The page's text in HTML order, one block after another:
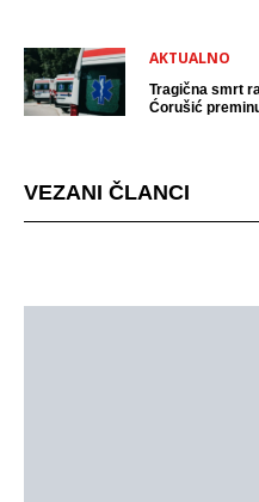
AKTUALNO
Tragična smrt
Ćorušić
VEZANI ČLANCI